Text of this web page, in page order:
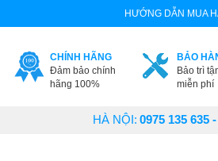
HƯỚNG DẪN MUA
CHÍNH HÃNG
Đảm bảo chính
hãng 100%
BẢO
Bảo trì
miễn phí
HÀ NỘI: 0975 135 635